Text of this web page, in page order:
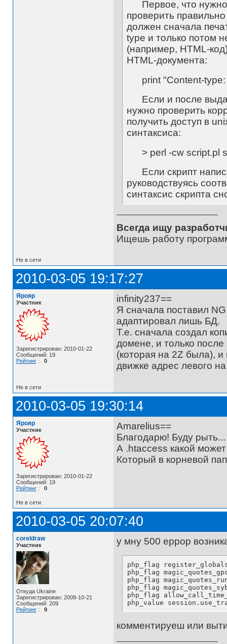
Первое, что нужно
проверить
должен сначала
type и только потом
(например, HTML-
HTML-документа:
print "Content-type:
Если и после
нужно проверить
получить доступ в
синтаксиса:
> perl -cw script.pl
Если скрипт
руководствуясь
синтаксис скрипта
Всегда ищу
Ищешь работу
Не в сети
2010-03-05 19:17:27
Ярояр
Участник
Зарегистрирован: 2010-01-22
Сообщений: 19
Рейтинг: 0
infinity237==
Я сначала поставил
адаптировал лишь БД.
Т.е. сначала создал
домене, и только
(которая на 2Z была),
движке адрес левого
Не в сети
2010-03-05 19:30:14
Ярояр
Участник
Зарегистрирован: 2010-01-22
Сообщений: 19
Рейтинг: 0
Amarelius==
Благодарю! Буду рыть...
А .htaccess какой
Который в корневой
Не в сети
2010-03-05 20:07:40
coreldraw
Участник
Откуда Ukraine
Зарегистрирован: 2008-10-21
Сообщений: 209
Рейтинг: 9
у мну 500 еррор
php_flag
php_flag
php_flag
php_flag
php_flag
php_value
комментируеш или